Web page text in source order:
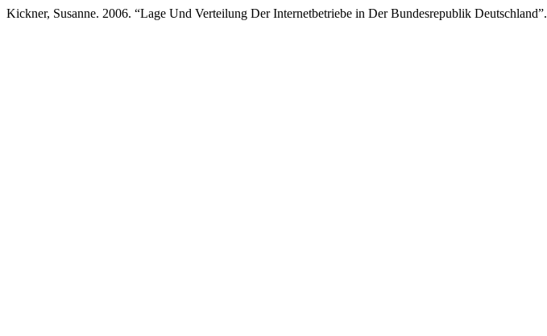
Kickner, Susanne. 2006. “Lage Und Verteilung Der Internetbetriebe in Der Bundesrepublik Deutschland”.